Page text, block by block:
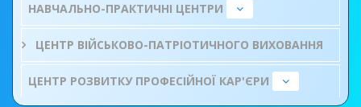
НАВЧАЛЬНО-ПРАКТИЧНІ ЦЕНТРИ
ЦЕНТР ВІЙСЬКОВО-ПАТРІОТИЧНОГО ВИХОВАННЯ
ЦЕНТР РОЗВИТКУ ПРОФЕСІЙНОЇ КАР'ЄРИ